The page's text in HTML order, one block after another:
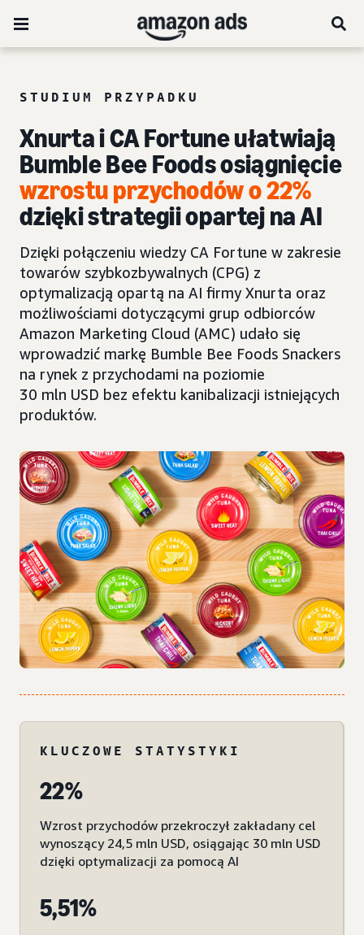
STUDIUM PRZYPADKU
Xnurta i CA Fortune ułatwiają
Bumble Bee Foods osiągnięcie
wzrostu przychodów o 22%
dzięki strategii opartej na AI
Dzięki połączeniu wiedzy CA Fortune w zakresie
towarów szybkozbywalnych (CPG) z
optymalizacją opartą na AI firmy Xnurta oraz
możliwościami dotyczącymi grup odbiorców
Amazon Marketing Cloud (AMC) udało się
wprowadzić markę Bumble Bee Foods Snackers
na rynek z przychodami na poziomie
30 mln USD bez efektu kanibalizacji istniejących
produktów.
KLUCZOWE STATYSTYKI
22%
Wzrost przychodów przekroczył zakładany cel
wynoszący 24,5 mln USD, osiągając 30 mln USD
dzięki optymalizacji za pomocą AI
5,51%